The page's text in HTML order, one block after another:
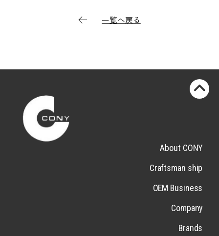
一覧へ戻る
About CONY
Craftsman ship
OEM Business
Company
Brands